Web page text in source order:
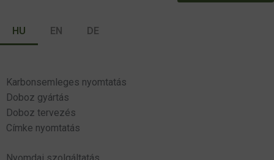
HU
EN DE
Karbonsemleges nyomtatás
Doboz gyártás
Doboz tervezés
Címke nyomtatás